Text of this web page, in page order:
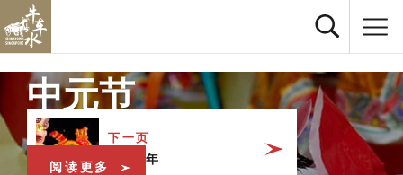
中元节
下一页
农历新年
阅读更多